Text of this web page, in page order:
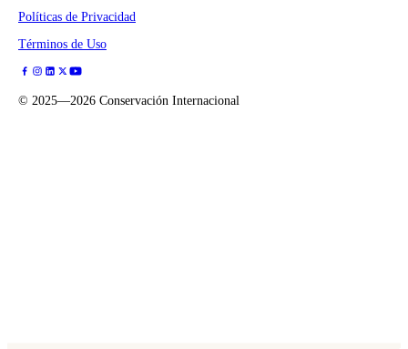
Políticas de Privacidad
Términos de Uso
© 2025—2026 Conservación Internacional